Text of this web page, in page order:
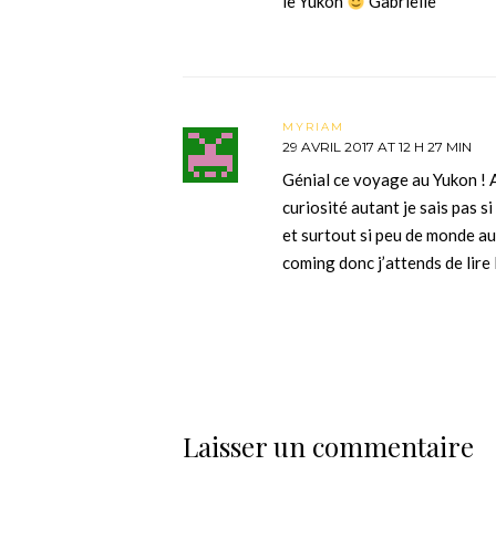
MYRIAM
29 AVRIL 2017 AT 12 H 27 MIN
Génial ce voyage au Yukon !
curiosité autant je sais pas
et surtout si peu de monde
coming donc j’attends de
Laisser un commentaire